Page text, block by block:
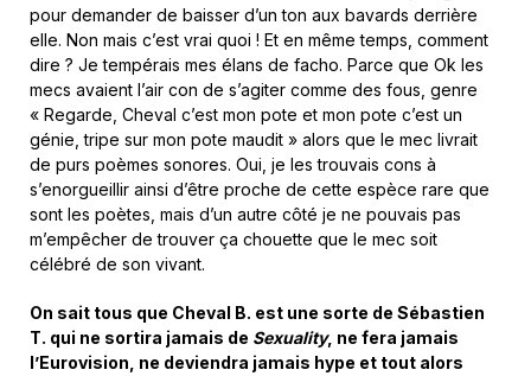
pour demander de baisser d’un ton aux bavards derrière
elle. Non mais c’est vrai quoi ! Et en même temps, comment
dire ? Je tempérais mes élans de facho. Parce que Ok les
mecs avaient l’air con de s’agiter comme des fous, genre
« Regarde, Cheval c’est mon pote et mon pote c’est un
génie, tripe sur mon pote maudit » alors que le mec livrait
de purs poèmes sonores. Oui, je les trouvais cons à
s’enorgueillir ainsi d’être proche de cette espèce rare que
sont les poètes, mais d’un autre côté je ne pouvais pas
m’empêcher de trouver ça chouette que le mec soit
célébré de son vivant.
On sait tous que Cheval B. est une sorte de Sébastien
T. qui ne sortira jamais de Sexuality, ne fera jamais
l’Eurovision, ne deviendra jamais hype et tout alors